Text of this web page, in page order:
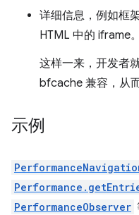
详细信息，例如框
HTML 中的 iframe。
这样一来，开发者
bfcache 兼容，从
示例
PerformanceObserver